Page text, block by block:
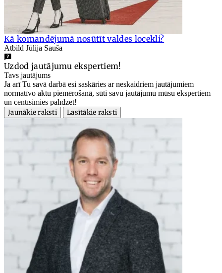
Kā komandējumā nosūtīt valdes locekli?
Atbild Jūlija Sauša
Uzdod jautājumu ekspertiem!
Tavs jautājums
Ja arī Tu savā darbā esi saskāries ar neskaidriem jautājumiem
normatīvo aktu piemērošanā, sūti savu jautājumu mūsu ekspertiem
un centīsimies palīdzēt!
Jaunākie raksti
Lasītākie raksti